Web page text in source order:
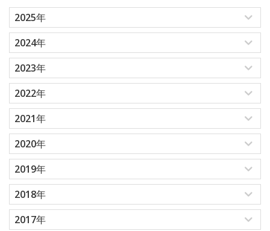
2025年
2024年
2023年
2022年
2021年
2020年
2019年
2018年
2017年